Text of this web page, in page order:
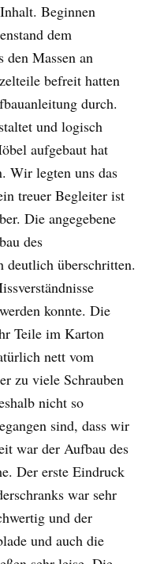
Beginnen
dem
Massen an
befreit hatten
durch.
und logisch
aufgebaut hat
Wir legten uns das
treuer Begleiter ist
Die angegebene
des
deutlich überschritten.
konnte. Die
Teile im Karton
nett vom
zu viele Schrauben
nicht so
sind, dass wir
war der Aufbau des
Der erste Eindruck
war sehr
und der
und auch die